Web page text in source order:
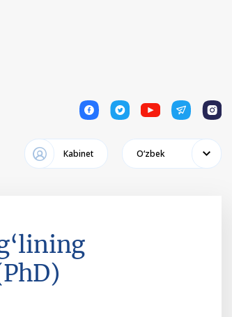
1 1 1 1 1
Кabinet Oʻzbek